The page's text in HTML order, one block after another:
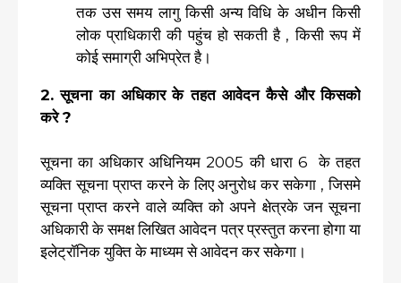
तक उस समय लागु किसी अन्य विधि के अधीन किसी
लोक प्राधिकारी की पहुंच हो सकती है , किसी रूप में
कोई समाग्री अभिप्रेत है।
2. सूचना का अधिकार के तहत आवेदन कैसे और किसको
करे ?
सूचना का अधिकार अधिनियम 2005 की धारा 6 के तहत
व्यक्ति सूचना प्राप्त करने के लिए अनुरोध कर सकेगा , जिसमे
सूचना प्राप्त करने वाले व्यक्ति को अपने क्षेत्रके जन सूचना
अधिकारी के समक्ष लिखित आवेदन पत्र प्रस्तुत करना होगा या
इलेट्रॉनिक युक्ति के माध्यम से आवेदन कर सकेगा।